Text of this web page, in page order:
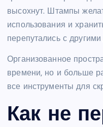
высохнут. Штампы
использования и
перепутались с
Организованное
времени, но и больше
все инструменты для
Как не